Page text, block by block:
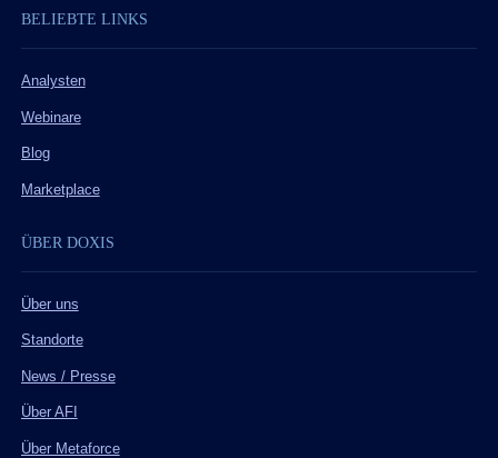
BELIEBTE LINKS
Analysten
Webinare
Blog
Marketplace
ÜBER DOXIS
Über uns
Standorte
News / Presse
Über AFI
Über Metaforce